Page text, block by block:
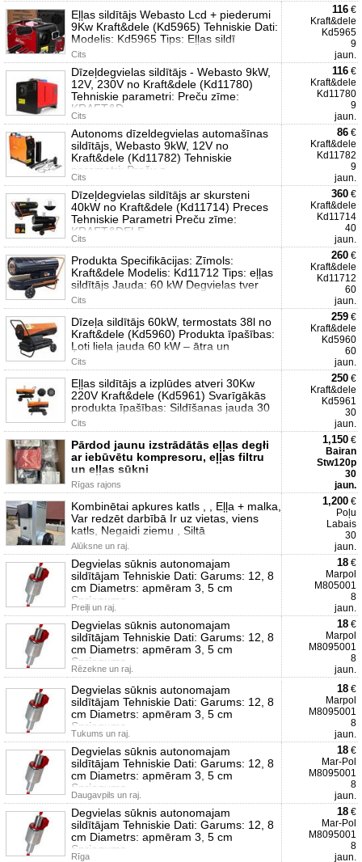
Eļļas sildītājs Webasto Lcd + piederumi
9Kw Kraft&dele (Kd5965) Tehniskie Dati:
Modelis: Kd5965 Tips: Eļļas sildī
Cits
116 €
Kraft&dele
Kd5965
9
jaun.
Dīzeļdegvielas sildītājs - Webasto 9kW,
12V, 230V no Kraft&dele (Kd11780)
Tehniskie parametri: Preču zīme:
KRAFT&D
Cits
116 €
Kraft&dele
Kd11780
9
jaun.
Autonoms dīzeldegvielas automašīnas
sildītājs, Webasto 9kW, 12V no
Kraft&dele (Kd11782) Tehniskie
parametri: Preču z
Cits
86 €
Kraft&dele
Kd11782
9
jaun.
Dīzeļdegvielas sildītājs ar skursteni
40kW no Kraft&dele (Kd11714) Preces
Tehniskie Parametri Preču zīme:
KRAFT&DELE
Cits
360 €
Kraft&dele
Kd11714
40
jaun.
Produkta Specifikācijas: Zīmols:
Kraft&dele Modelis: Kd11712 Tips: eļļas
sildītājs Jauda: 60 kW Degvielas tver
Cits
260 €
Kraft&dele
Kd11712
60
jaun.
Dīzeļa sildītājs 60kW, termostats 38l no
Kraft&dele (Kd5960) Produkta īpašības:
Ļoti liela jauda 60 kW – ātra un
Cits
259 €
Kraft&dele
Kd5960
60
jaun.
Eļļas sildītājs a izplūdes atveri 30Kw
220V Kraft&dele (Kd5961) Svarīgākās
produkta īpašības: Sildīšanas jauda 30
Cits
250 €
Kraft&dele
Kd5961
30
jaun.
Pārdod jaunu izstrādātās eļļas degłi
ar iebūvētu kompresoru, eļļas filtru
un eļļas sūkni
Rīgas rajons
1,150 €
Bairan
Stw120p
30
jaun.
Kombinētai apkures katls , , Eļļa + malka,
Var redzēt darbībā Ir uz vietas, viens
katls, Negaidi ziemu , Siltā
Alūksne un raj.
1,200 €
Poļu
Labais
30
jaun.
Degvielas sūknis autonomajam
sildītājam Tehniskie Dati: Garums: 12, 8
cm Diametrs: apmēram 3, 5 cm
Spriegums
Preiļi un raj.
18 €
Marpol
M805001
8
jaun.
Degvielas sūknis autonomajam
sildītājam Tehniskie Dati: Garums: 12, 8
cm Diametrs: apmēram 3, 5 cm
Spriegums
Rēzekne un raj.
18 €
Marpol
M8095001
8
jaun.
Degvielas sūknis autonomajam
sildītājam Tehniskie Dati: Garums: 12, 8
cm Diametrs: apmēram 3, 5 cm
Spriegums
Tukums un raj.
18 €
Marpol
M8095001
8
jaun.
Degvielas sūknis autonomajam
sildītājam Tehniskie Dati: Garums: 12, 8
cm Diametrs: apmēram 3, 5 cm
Spriegums
Daugavpils un raj.
18 €
Mar-Pol
M8095001
8
jaun.
Degvielas sūknis autonomajam
sildītājam Tehniskie Dati: Garums: 12, 8
cm Diametrs: apmēram 3, 5 cm
Spriegums
Rīga
18 €
Mar-Pol
M8095001
8
jaun.